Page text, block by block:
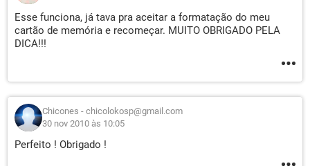
Esse funciona, já tava pra aceitar a formatação do meu
cartão de memória e recomeçar. MUITO OBRIGADO PELA
DICA!!!
Chicones - chicolokosp@gmail.com
30 nov 2010 às 10:05
Perfeito ! Obrigado !